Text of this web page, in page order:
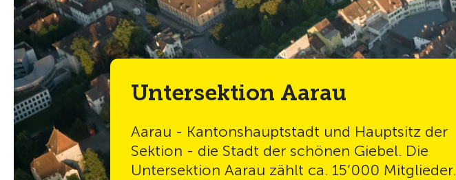
Untersektion Aarau
Aarau - Kantonshauptstadt und Hauptsitz der
Sektion - die Stadt der schönen Giebel. Die
Untersektion Aarau zählt ca. 15‘000 Mitglieder.